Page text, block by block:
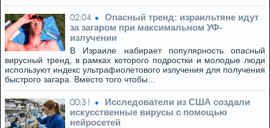
02:04
Опасный тренд: израильтяне идут
за загаром при максимальном УФ-
излучении
В Израиле набирает популярность опасный
вирусный тренд, в рамках которого подростки и молодые люди
используют индекс ультрафиолетового излучения для получения
быстрого загара. Вместо того чтобы…
00:31
Исследователи из США создали
искусственные вирусы с помощью
нейросетей